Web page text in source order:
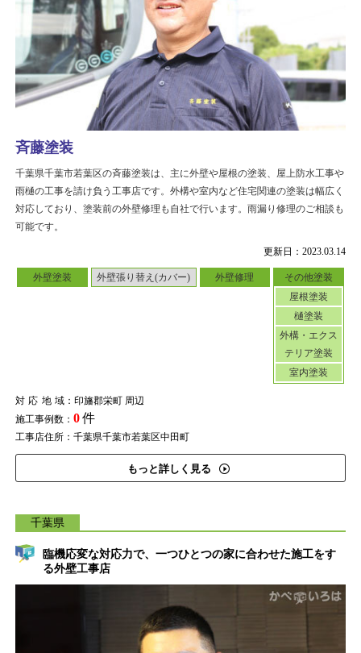
更新日：2023.03.14
外壁塗装 外壁張り替え(カバー) 外壁修理
その他塗装
屋根塗装
樋塗装
外構・エクス
テリア塗装
室内塗装
対応地域：印旛郡栄町 周辺
施工事例数： 0件
工事店住所：千葉県千葉市若葉区中田町
もっと詳しく見る
斉藤塗装
千葉県千葉市若葉区の斉藤塗装は、主に外壁や屋根の塗装、屋上防水工事や
雨樋の工事を請け負う工事店です。外構や室内など住宅関連の塗装は幅広く
対応しており、塗装前の外壁修理も自社で行います。雨漏り修理のご相談も
可能です。
千葉県
臨機応変な対応力で、一つひとつの家に合わせた施工をす
る外壁工事店